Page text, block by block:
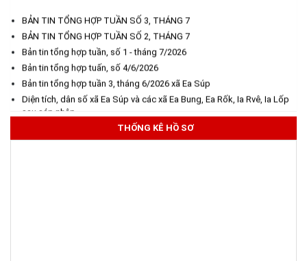
THÔNG BÁO DỰ KIẾN LỊCH CÔNG TÁC CỦA THƯỜNG TRỰC
HĐND XÃ VÀ LÃNH ĐẠO UBND XÃ TUẦN THỨ 30 (từ ngày
27/7/2026 đến ngày 02/8/2026)
(27/07/2026)
THÔNG BÁO: Về việc yêu cầu chấm dứt hoạt động sản xuất tại
tiểu khu 277 xã Ea Súp, tỉnh Đắk Lắk (lần 2)
BẢN TIN TỔNG HỢP TUẦN SỐ 3, THÁNG 7
BẢN TIN TỔNG HỢP TUẦN SỐ 2, THÁNG 7
Bản tin tổng hợp tuần, số 1 - tháng 7/2026
Bản tin tổng hợp tuấn, số 4/6/2026
Bản tin tổng hợp tuần 3, tháng 6/2026 xã Ea Súp
Diện tích, dân số xã Ea Súp và các xã Ea Bung, Ea Rốk, Ia Rvê, Ia Lốp
sau sáp nhập
Đại hội đại biểu Đảng bộ xã Ea Súp lần thứ I, nhiệm kỳ 2025 - 2030
THỐNG KÊ HỒ SƠ